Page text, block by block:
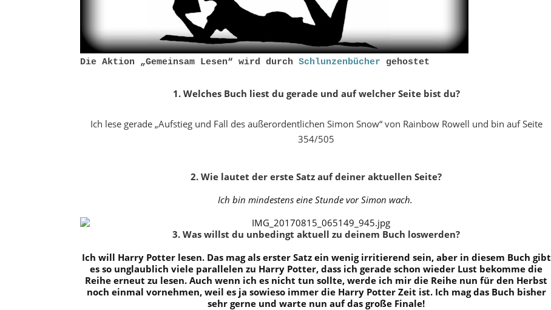
Die Aktion „Gemeinsam Lesen“ wird durch Schlunzenbücher gehostet
1. Welches Buch liest du gerade und auf welcher Seite bist du?
Ich lese gerade „Aufstieg und Fall des außerordentlichen Simon Snow“ von Rainbow Rowell und bin auf Seite
354/505
2. Wie lautet der erste Satz auf deiner aktuellen Seite?
Ich bin mindestens eine Stunde vor Simon wach.
3. Was willst du unbedingt aktuell zu deinem Buch loswerden?
Ich will Harry Potter lesen. Das mag als erster Satz ein wenig irritierend sein, aber in diesem Buch gibt
es so unglaublich viele parallelen zu Harry Potter, dass ich gerade schon wieder Lust bekomme die
Reihe erneut zu lesen. Auch wenn ich es nicht tun sollte, werde ich mir die Reihe nun für den Herbst
noch einmal vornehmen, weil es ja sowieso immer die Harry Potter Zeit ist. Ich mag das Buch bisher
sehr gerne und warte nun auf das große Finale!